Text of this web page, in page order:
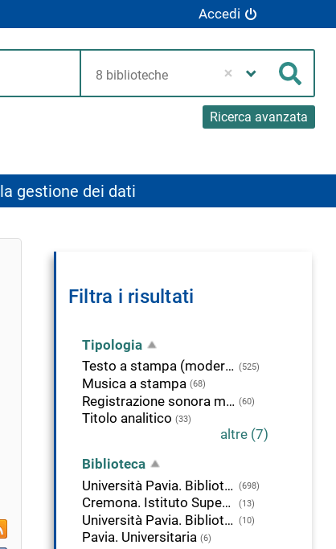
Accedi
Cerca
Ricerca avanzata
gestione dei dati
Filtra i risultati
Tipologia
Testo a stampa (moderno) (525)
Musica a stampa (68)
Registrazione sonora musicale (60)
Titolo analitico (33)
altre (7)
Biblioteca
Università Pavia. Biblioteca del Dipartimento di musicologia e beni culturali
(698)
Cremona. Istituto Superiore di Studi musicali Claudio Monteverdi (13)
Università Pavia. Biblioteca di Studi Umanistici (10)
Pavia. Universitaria (6)